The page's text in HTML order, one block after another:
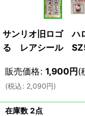
サンリオ旧ロゴ ハ
る レアシール
販売価格: 1,900円(
(税込: 2,090円)
在庫数 2点